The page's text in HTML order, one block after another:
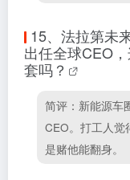
15、 法拉第未
出任全球CEO
套吗？
简评：新能源车
CEO。打工人觉
是赌他能翻身。